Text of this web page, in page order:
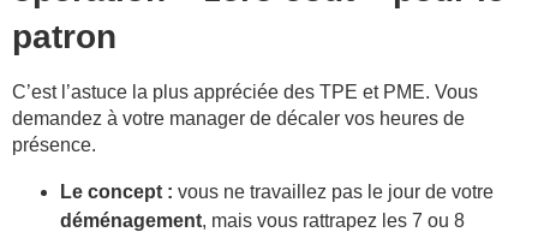
patron
C’est l’astuce la plus appréciée des TPE et PME. Vous
demandez à votre manager de décaler vos heures de
présence.
Le concept : vous ne travaillez pas le jour de votre
déménagement, mais vous rattrapez les 7 ou 8